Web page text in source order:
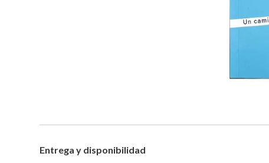
Entrega y disponibilidad